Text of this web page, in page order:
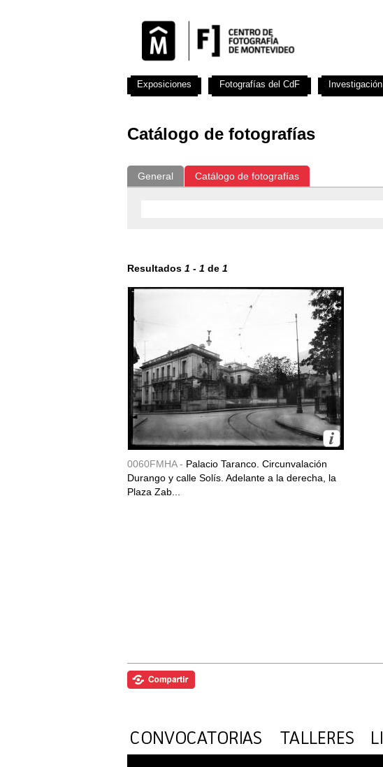
Catálogo de fotografías
General Catálogo de fotografías
Resultados 1 - 1 de 1
0060FMHA - Palacio Taranco. Circunvalación
Durango y calle Solís. Adelante a la derecha, la
Plaza Zab...
Exposiciones Fotografías del CdF Investigación